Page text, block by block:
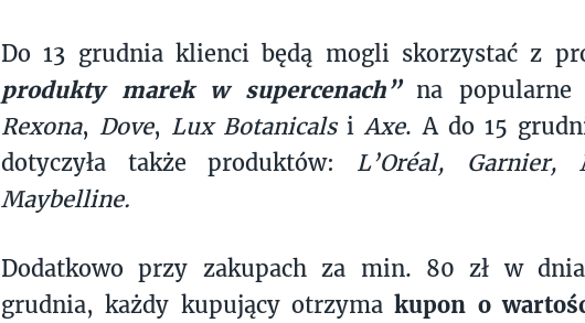
Do 13 grudnia klienci będą mogli skorzystać z
produkty marek w supercenach” na
Rexona, Dove, Lux BotanicalsiAxe. A do 15
dotyczyła także produktów: L’Oréal,
Garnier,
Maybelline.
Dodatkowo przy zakupach za min. 80 zł w
grudnia, każdy kupujący otrzymakupon o